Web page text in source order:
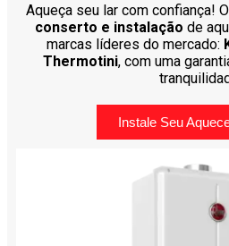
Aqueça seu lar com confiança!
conserto e instalação de
marcas líderes do mercado:
Thermotini, com uma
Instale Seu